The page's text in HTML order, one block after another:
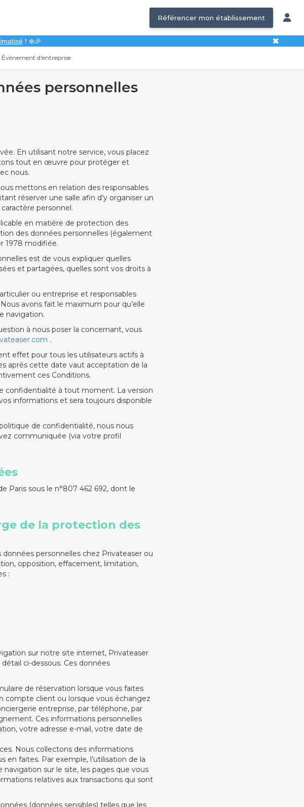
Référencer mon établissement
! ❄️🎉 ✖
Évènement d'entreprise
personnelles
En utilisant notre service, vous placez
tout en œuvre pour protéger et
nous.
mettons en relation des responsables
réserver une salle afin d’y organiser un
personnel.
en matière de protection des
des données personnelles (également
1978 modifiée.
est de vous expliquer quelles
et partagées, quelles sont vos droits à
ou entreprise et responsables
avons fait le maximum pour qu’elle
navigation.
à nous poser la concernant, vous
.
effet pour tous les utilisateurs actifs à
après cette date vaut acceptation de la
ces Conditions.
confidentialité à tout moment. La version
informations et sera toujours disponible
de confidentialité, nous nous
communiquée (via votre profil
Paris sous le n°807 462 692, dont le
de la protection des
personnelles chez Privateaser ou
opposition, effacement, limitation,
:
sur notre site internet, Privateaser
ci-dessous. Ces données
de réservation lorsque vous faites
compte client ou lorsque vous échangez
entreprise, par téléphone, par
Ces informations personnelles
votre adresse e-mail, votre date de
Nous collectons des informations
en faites. Par exemple, l’utilisation de la
sur le site, les pages que vous
relatives aux transactions qui sont
(données sensibles) telles que les